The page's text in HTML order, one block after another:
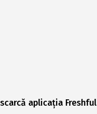
aplicația Freshful